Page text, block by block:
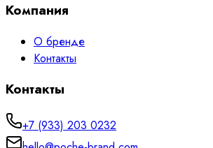
Компания
О бренде
Контакты
Контакты
+7 (933) 203 0232